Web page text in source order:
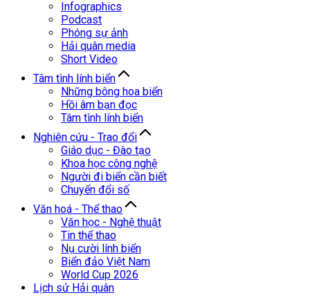
Infographics
Podcast
Phóng sự ảnh
Hải quân media
Short Video
Tâm tình lính biển
Những bông hoa biển
Hồi âm bạn đọc
Tâm tình lính biển
Nghiên cứu - Trao đổi
Giáo dục - Đào tạo
Khoa học công nghệ
Người đi biển cần biết
Chuyển đổi số
Văn hoá - Thể thao
Văn học - Nghệ thuật
Tin thể thao
Nụ cười lính biển
Biển đảo Việt Nam
World Cup 2026
Lịch sử Hải quân